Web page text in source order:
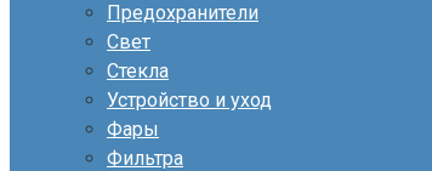
Предохранители
Свет
Стекла
Устройство и уход
Фары
Фильтра